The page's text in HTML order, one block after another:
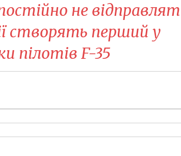
не
створять перший у
пілотів F-35